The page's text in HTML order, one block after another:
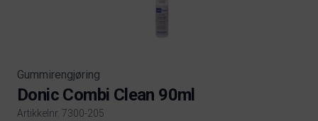
Gummirengjøring
Donic Combi Clean 90ml
Artikkelnr. 7300-205